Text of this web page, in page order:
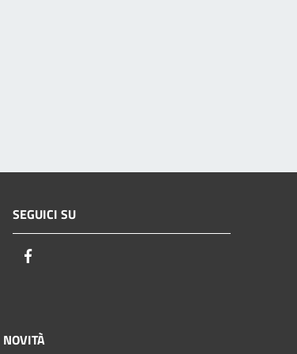
SEGUICI SU
NOVITÀ